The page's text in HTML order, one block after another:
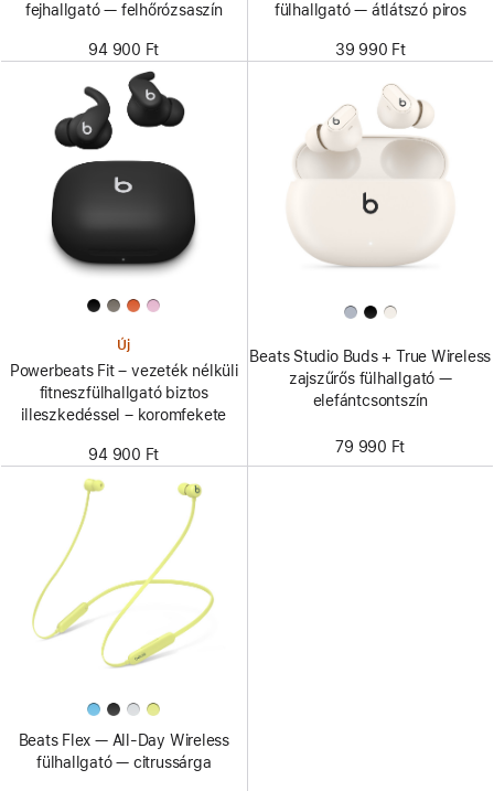
fejhallgató — felhőrózsaszín
94 900 Ft
fülhallgató — átlátszó piros
39 990 Ft
Új
Powerbeats Fit – vezeték nélküli
fitneszfülhallgató biztos
illeszkedéssel – koromfekete
94 900 Ft
Beats Studio Buds + True Wireless
zajszűrős fülhallgató —
elefántcsontszín
79 990 Ft
Beats Flex — All-Day Wireless
fülhallgató — citrussárga